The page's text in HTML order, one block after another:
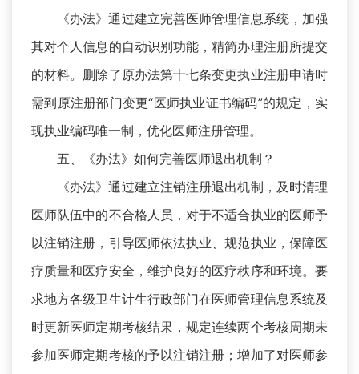
《办法》通过建立完善医师管理信息系统，加强
其对个人信息的自动识别功能，精简办理注册所提交
的材料。删除了原办法第十七条变更执业注册申请时
需到原注册部门变更“医师执业证书编码”的规定，实
现执业编码唯一制，优化医师注册管理。
五、《办法》如何完善医师退出机制？
《办法》通过建立注销注册退出机制，及时清理
医师队伍中的不合格人员，对于不适合执业的医师予
以注销注册，引导医师依法执业、规范执业，保障医
疗质量和医疗安全，维护良好的医疗秩序和环境。要
求地方各级卫生计生行政部门在医师管理信息系统及
时更新医师定期考核结果，规定连续两个考核周期未
参加医师定期考核的予以注销注册；增加了对医师参